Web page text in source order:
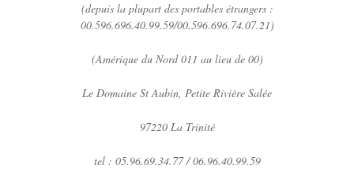
(depuis la plupart des portables étrangers :
00.596.696.40.99.59/00.596.696.74.07.21)
(Amérique du Nord 011 au lieu de 00)
Le Domaine St Aubin, Petite Rivière Salée
97220 La Trinité
tel : 05.96.69.34.77 / 06.96.40.99.59